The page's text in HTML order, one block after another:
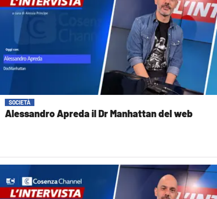
SOCIETÀ
Alessandro Apreda il Dr Manhattan del web